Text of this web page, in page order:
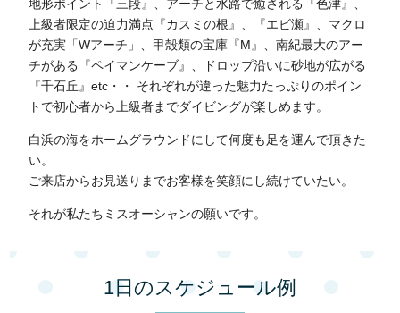
地形ポイント『三段』、アーチと水路で癒される『色津』、
上級者限定の迫力満点『カスミの根』、『エビ瀬』、マクロ
が充実「Wアーチ」、甲殻類の宝庫『M』、南紀最大のアー
チがある『ペイマンケーブ』、ドロップ沿いに砂地が広がる
『千石丘』etc・・ それぞれが違った魅力たっぷりのポイン
トで初心者から上級者までダイビングが楽しめます。
白浜の海をホームグラウンドにして何度も足を運んで頂きた
い。
ご来店からお見送りまでお客様を笑顔にし続けていたい。
それが私たちミスオーシャンの願いです。
1日のスケジュール例